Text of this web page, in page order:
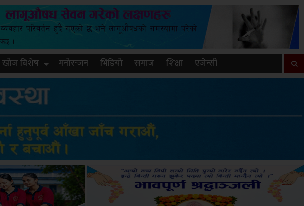
खोज बिशेष मनोरन्जन भिडियो समाज शिक्षा एजेन्सी